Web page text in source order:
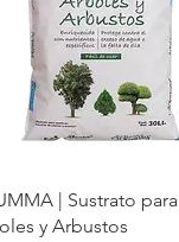
Vista rápida
| Sustrato para
y Arbustos